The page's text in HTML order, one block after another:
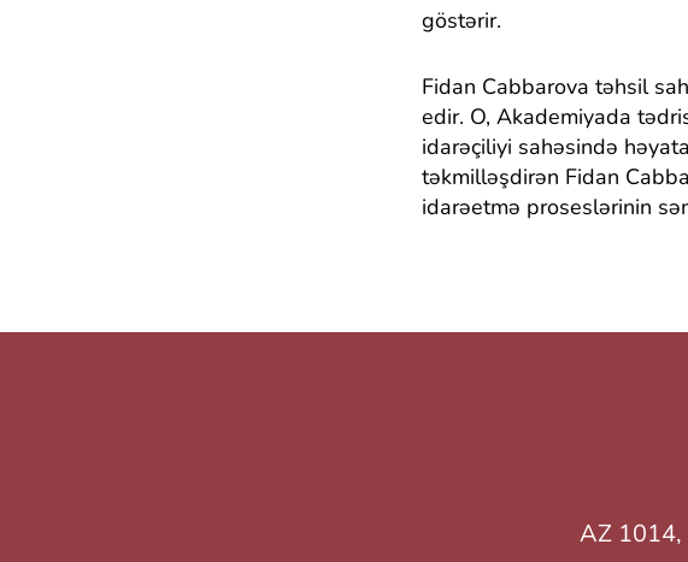
göstərir.
Fidan Cabbarova təhsil
edir. O, Akademiyada
idarəçiliyi sahəsində
təkmilləşdirən Fidan
idarəetmə proseslərinin
AZ 1014,